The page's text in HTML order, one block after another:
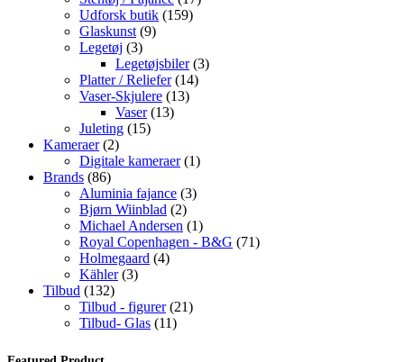
Udforsk butik 159159
Glaskunst 99
Legetøj 33
varer
Legetøjsbiler 33
Platter / Reliefer 1414
Vaser-Skjulere 1313
Vaser 1313
Juleting 1515
Kameraer 22
varer
Digitale kameraer 11
Brands 8686
varer
Aluminia fajance 33
Bjørn Wiinblad 22
varer
Michael Andersen 11
vare
Royal Copenhagen - B&G 7171
Holmegaard 44
Kähler 33
Tilbud 132132
varer
Tilbud - figurer 2121
Tilbud- Glas 1111